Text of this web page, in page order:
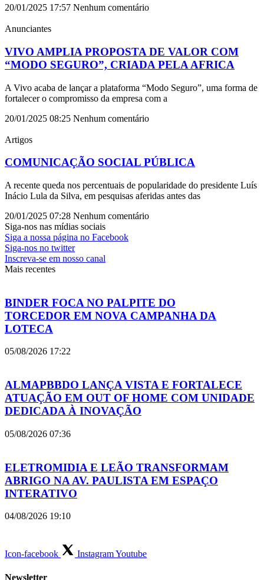
20/01/2025 17:57 Nenhum comentário
Anunciantes
VIVO AMPLIA PROPOSTA DE VALOR COM
“MODO SEGURO”, CRIADA PELA AFRICA
A Vivo acaba de lançar a plataforma “Modo Seguro”, uma forma de
fortalecer o compromisso da empresa com a
20/01/2025 08:25 Nenhum comentário
Artigos
COMUNICAÇÃO SOCIAL PÚBLICA
A recente queda nos percentuais de popularidade do presidente Luís
Inácio Lula da Silva, em pesquisas aferidas antes das
20/01/2025 07:28 Nenhum comentário
Siga-nos nas mídias sociais
Siga a nossa página no Facebook
Siga-nos no twitter
Inscreva-se em nosso canal
Mais recentes
BINDER FOCA NO PALPITE DO
TORCEDOR EM NOVA CAMPANHA DA
LOTECA
05/08/2026 17:22
ALMAPBBDO LANÇA VISTA E FORTALECE
ATUAÇÃO EM OUT OF HOME COM UNIDADE
DEDICADA À INOVAÇÃO
05/08/2026 07:36
ELETROMIDIA E LEÃO TRANSFORMAM
ABRIGO NA AV. PAULISTA EM ESPAÇO
INTERATIVO
04/08/2026 19:10
Icon-facebook InstagramYoutube
Newsletter